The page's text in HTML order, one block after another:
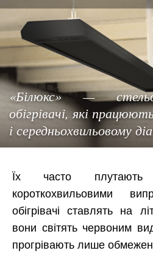
«Білюкс» —
обігрівачі, які
і середньохвильовому
Їх часто
короткохвильовими
обігрівачі ставлять на
вони світять червоним
прогрівають лише